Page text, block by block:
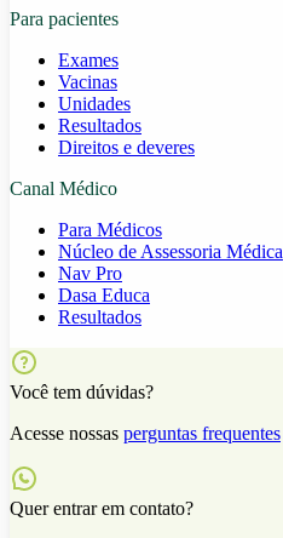
Para pacientes
Exames
Vacinas
Unidades
Resultados
Direitos e deveres
Canal Médico
Para Médicos
Núcleo de Assessoria Médica
Nav Pro
Dasa Educa
Resultados
Você tem dúvidas?
Acesse nossas perguntas frequentes
Quer entrar em contato?